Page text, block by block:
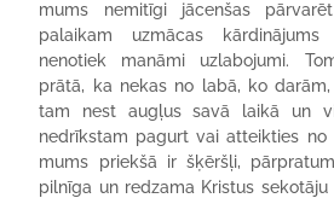
mums nemitīgi jācenšas
palaikam uzmācas
nenotiek manāmi uzlabojumi.
prātā, ka nekas no labā, ko
tam nest augļus savā laikā un
nedrīkstam pagurt vai atteikties
mums priekšā ir šķēršļi,
pilnīga un redzama Kristus